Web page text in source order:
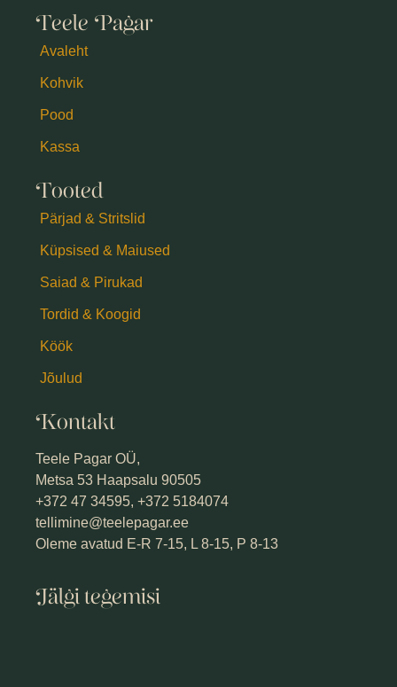
Teele Pagar
Avaleht
Kohvik
Pood
Kassa
Tooted
Pärjad & Stritslid
Küpsised & Maiused
Saiad & Pirukad
Tordid & Koogid
Köök
Jõulud
Kontakt
Teele Pagar OÜ,
Metsa 53 Haapsalu 90505
+372 47 34595, +372 5184074
tellimine@teelepagar.ee
Oleme avatud E-R 7-15, L 8-15, P 8-13
Jälgi tegemisi